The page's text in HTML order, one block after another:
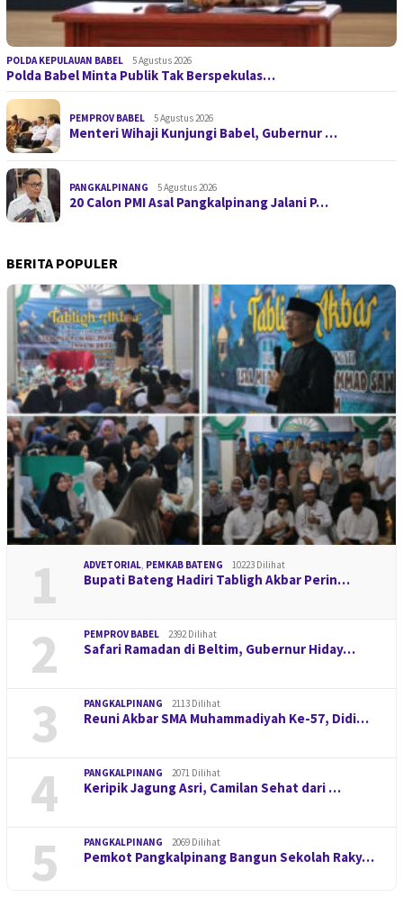
POLDA KEPULAUAN BABEL 5 Agustus 2026
Polda Babel Minta Publik Tak Berspekulas…
PEMPROV BABEL 5 Agustus 2026
Menteri Wihaji Kunjungi Babel, Gubernur …
PANGKALPINANG 5 Agustus 2026
20 Calon PMI Asal Pangkalpinang Jalani P…
BERITA POPULER
1 ADVETORIAL, PEMKAB BATENG 10223 Dilihat
Bupati Bateng Hadiri Tabligh Akbar Perin…
2 PEMPROV BABEL 2392 Dilihat
Safari Ramadan di Beltim, Gubernur Hiday…
3 PANGKALPINANG 2113 Dilihat
Reuni Akbar SMA Muhammadiyah Ke-57, Didi…
4 PANGKALPINANG 2071 Dilihat
Keripik Jagung Asri, Camilan Sehat dari …
5 PANGKALPINANG 2069 Dilihat
Pemkot Pangkalpinang Bangun Sekolah Raky…